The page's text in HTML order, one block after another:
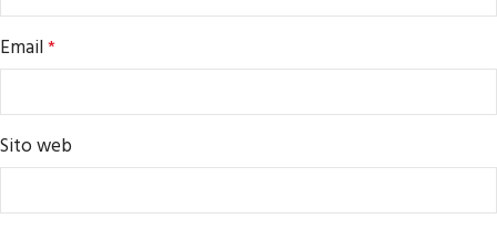
Email*
Sito web